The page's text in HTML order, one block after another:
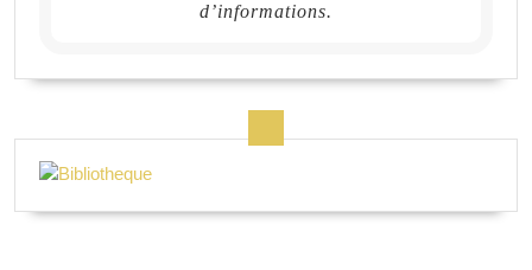
d’informations.